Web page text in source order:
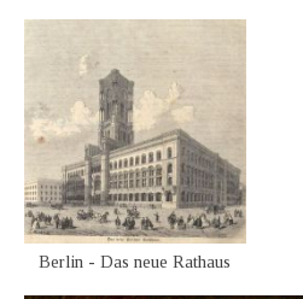
Berlin - Das neue Rathaus